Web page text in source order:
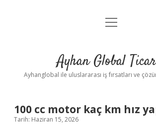
Anasayfa
Yasal Uyarı
menüyü
Ayhan Global
Ayhanglobal ile uluslararası iş fırsatları ve
100 cc motor kaç km hız
Tarih: Haziran 15, 2026